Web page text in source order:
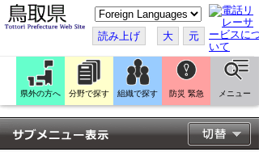
こ
の
ペ
ー
ジ
翻
訳
す
る
読み上げ 大 元
県外の方へ 分野で探す 組織で探す 防災 緊急 メニュー